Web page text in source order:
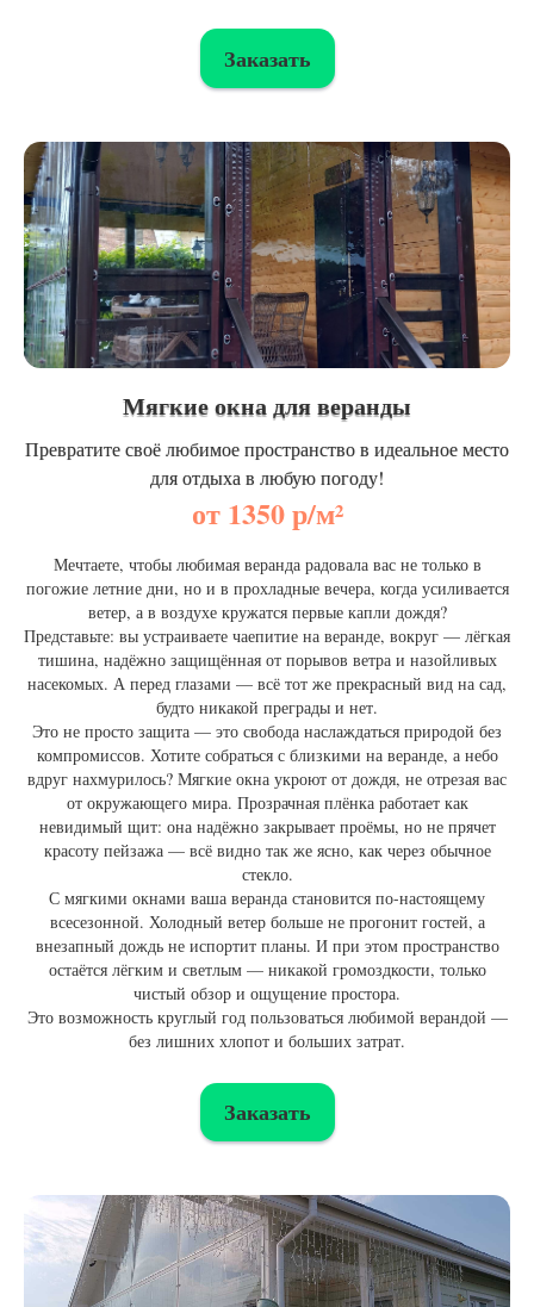
Заказать
Мягкие окна для веранды
Превратите своё любимое пространство в идеальное место
для отдыха в любую погоду!
от 1350 р/м²
Мечтаете, чтобы любимая веранда радовала вас не только в
погожие летние дни, но и в прохладные вечера, когда усиливается
ветер, а в воздухе кружатся первые капли дождя?
Представьте: вы устраиваете чаепитие на веранде, вокруг — лёгкая
тишина, надёжно защищённая от порывов ветра и назойливых
насекомых. А перед глазами — всё тот же прекрасный вид на сад,
будто никакой преграды и нет.
Это не просто защита — это свобода наслаждаться природой без
компромиссов. Хотите собраться с близкими на веранде, а небо
вдруг нахмурилось? Мягкие окна укроют от дождя, не отрезая вас
от окружающего мира. Прозрачная плёнка работает как
невидимый щит: она надёжно закрывает проёмы, но не прячет
красоту пейзажа — всё видно так же ясно, как через обычное
стекло.
С мягкими окнами ваша веранда становится по-настоящему
всесезонной. Холодный ветер больше не прогонит гостей, а
внезапный дождь не испортит планы. И при этом пространство
остаётся лёгким и светлым — никакой громоздкости, только
чистый обзор и ощущение простора.
Это возможность круглый год пользоваться любимой верандой —
без лишних хлопот и больших затрат.
Заказать